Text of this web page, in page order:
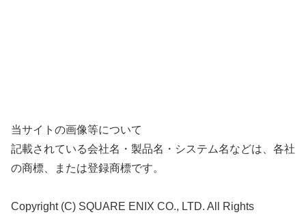
当サイトの画像等について
記載されている会社名・製品名・システム名などは、各社
の商標、または登録商標です。
Copyright (C) SQUARE ENIX CO., LTD. All Rights